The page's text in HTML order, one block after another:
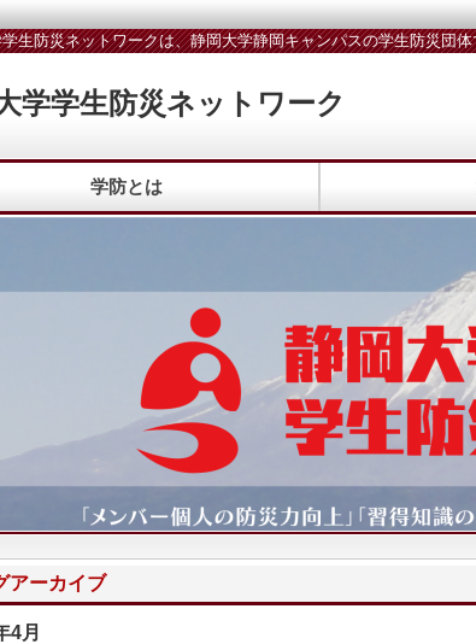
学学生防災ネットワーク
生防災ネットワークは、静岡大学静岡キャンパスの学生防災団
学防とは
アーカイブ
4月